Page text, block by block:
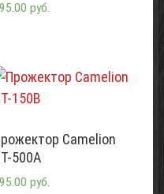
руб.
Camelion
500A
руб.